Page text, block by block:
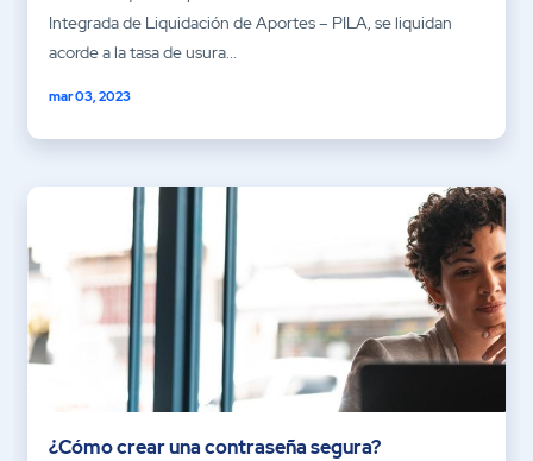
Integrada de Liquidación de Aportes – PILA, se liquidan
acorde a la tasa de usura...
mar 03, 2023
¿Cómo crear una contraseña segura?